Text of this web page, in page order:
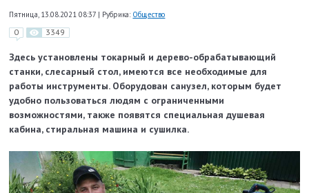
Пятница, 13.08.2021 08:37 | Рубрика: Общество
0 3349
Здесь установлены токарный и дерево-обрабатывающий
станки, слесарный стол, имеются все необходимые для
работы инструменты. Оборудован санузел, которым будет
удобно пользоваться людям с ограниченными
возможностями, также появятся специальная душевая
кабина, стиральная машина и сушилка.